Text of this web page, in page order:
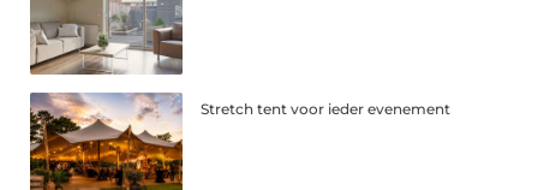
Stretch tent voor ieder evenement